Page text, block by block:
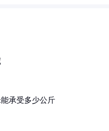
承受多少公斤